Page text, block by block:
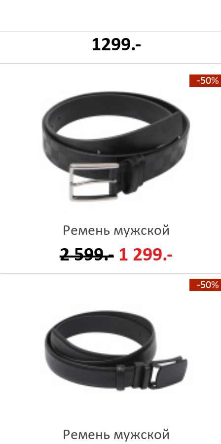
1299.-
-50%
Ремень мужской
2 599.- 1 299.-
-50%
Ремень мужской